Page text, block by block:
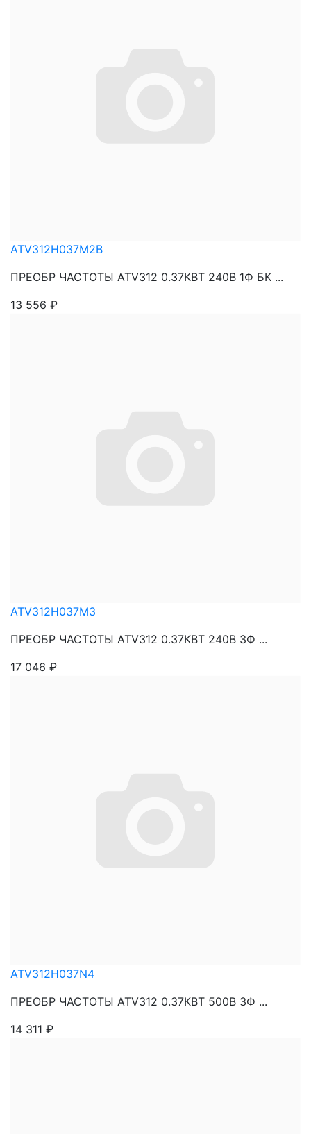
ATV312H037M2B
ПРЕОБР ЧАСТОТЫ ATV312 0.37КВТ 240В 1Ф БК ...
13 556 ₽
ATV312H037M3
ПРЕОБР ЧАСТОТЫ ATV312 0.37КВТ 240В 3Ф ...
17 046 ₽
ATV312H037N4
ПРЕОБР ЧАСТОТЫ ATV312 0.37КВТ 500В 3Ф ...
14 311 ₽